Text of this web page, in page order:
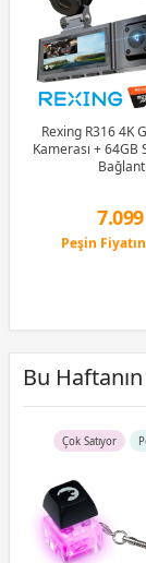
Rexing R316 4K
Kamerası + 64GB
Peşin
Bu
Çok Satıyor